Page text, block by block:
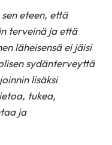
eteen, että
terveinä ja että
läheisensä ei jäisi
sydänterveyttä
lisäksi
tukea,
ja